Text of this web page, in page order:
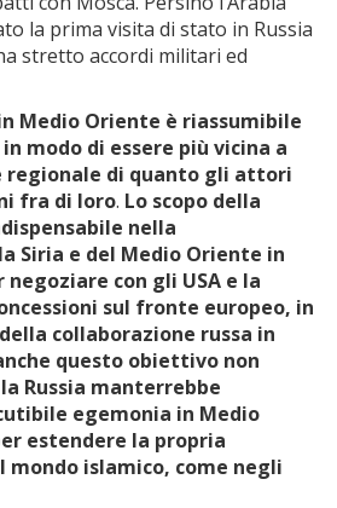
la prima visita di stato in Russia
stretto accordi militari ed
Medio Oriente è riassumibile
modo di essere più vicina a
regionale di quanto gli attori
fra di loro. Lo scopo della
nella
Siria e del Medio Oriente in
con gli USA e la
sul fronte europeo, in
collaborazione russa in
questo obiettivo non
Russia manterrebbe
egemonia in Medio
estendere la propria
islamico, come negli